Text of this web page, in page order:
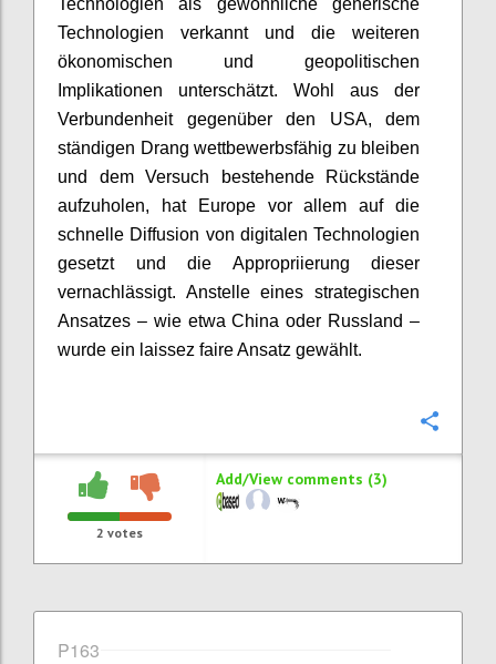
Technologien als gewöhnliche generische
Technologien verkannt und die weiteren
ökonomischen und geopolitischen
Implikationen unterschätzt. Wohl aus der
Verbundenheit gegenüber den USA, dem
ständigen Drang wettbewerbsfähig zu bleiben
und dem Versuch bestehende Rückstände
aufzuholen, hat Europe vor allem auf die
schnelle Diffusion von digitalen Technologien
gesetzt und die Appropriierung dieser
vernachlässigt. Anstelle eines strategischen
Ansatzes – wie etwa China oder Russland –
wurde ein laissez faire Ansatz gewählt.
2 votes
Add/View comments (3)
P163